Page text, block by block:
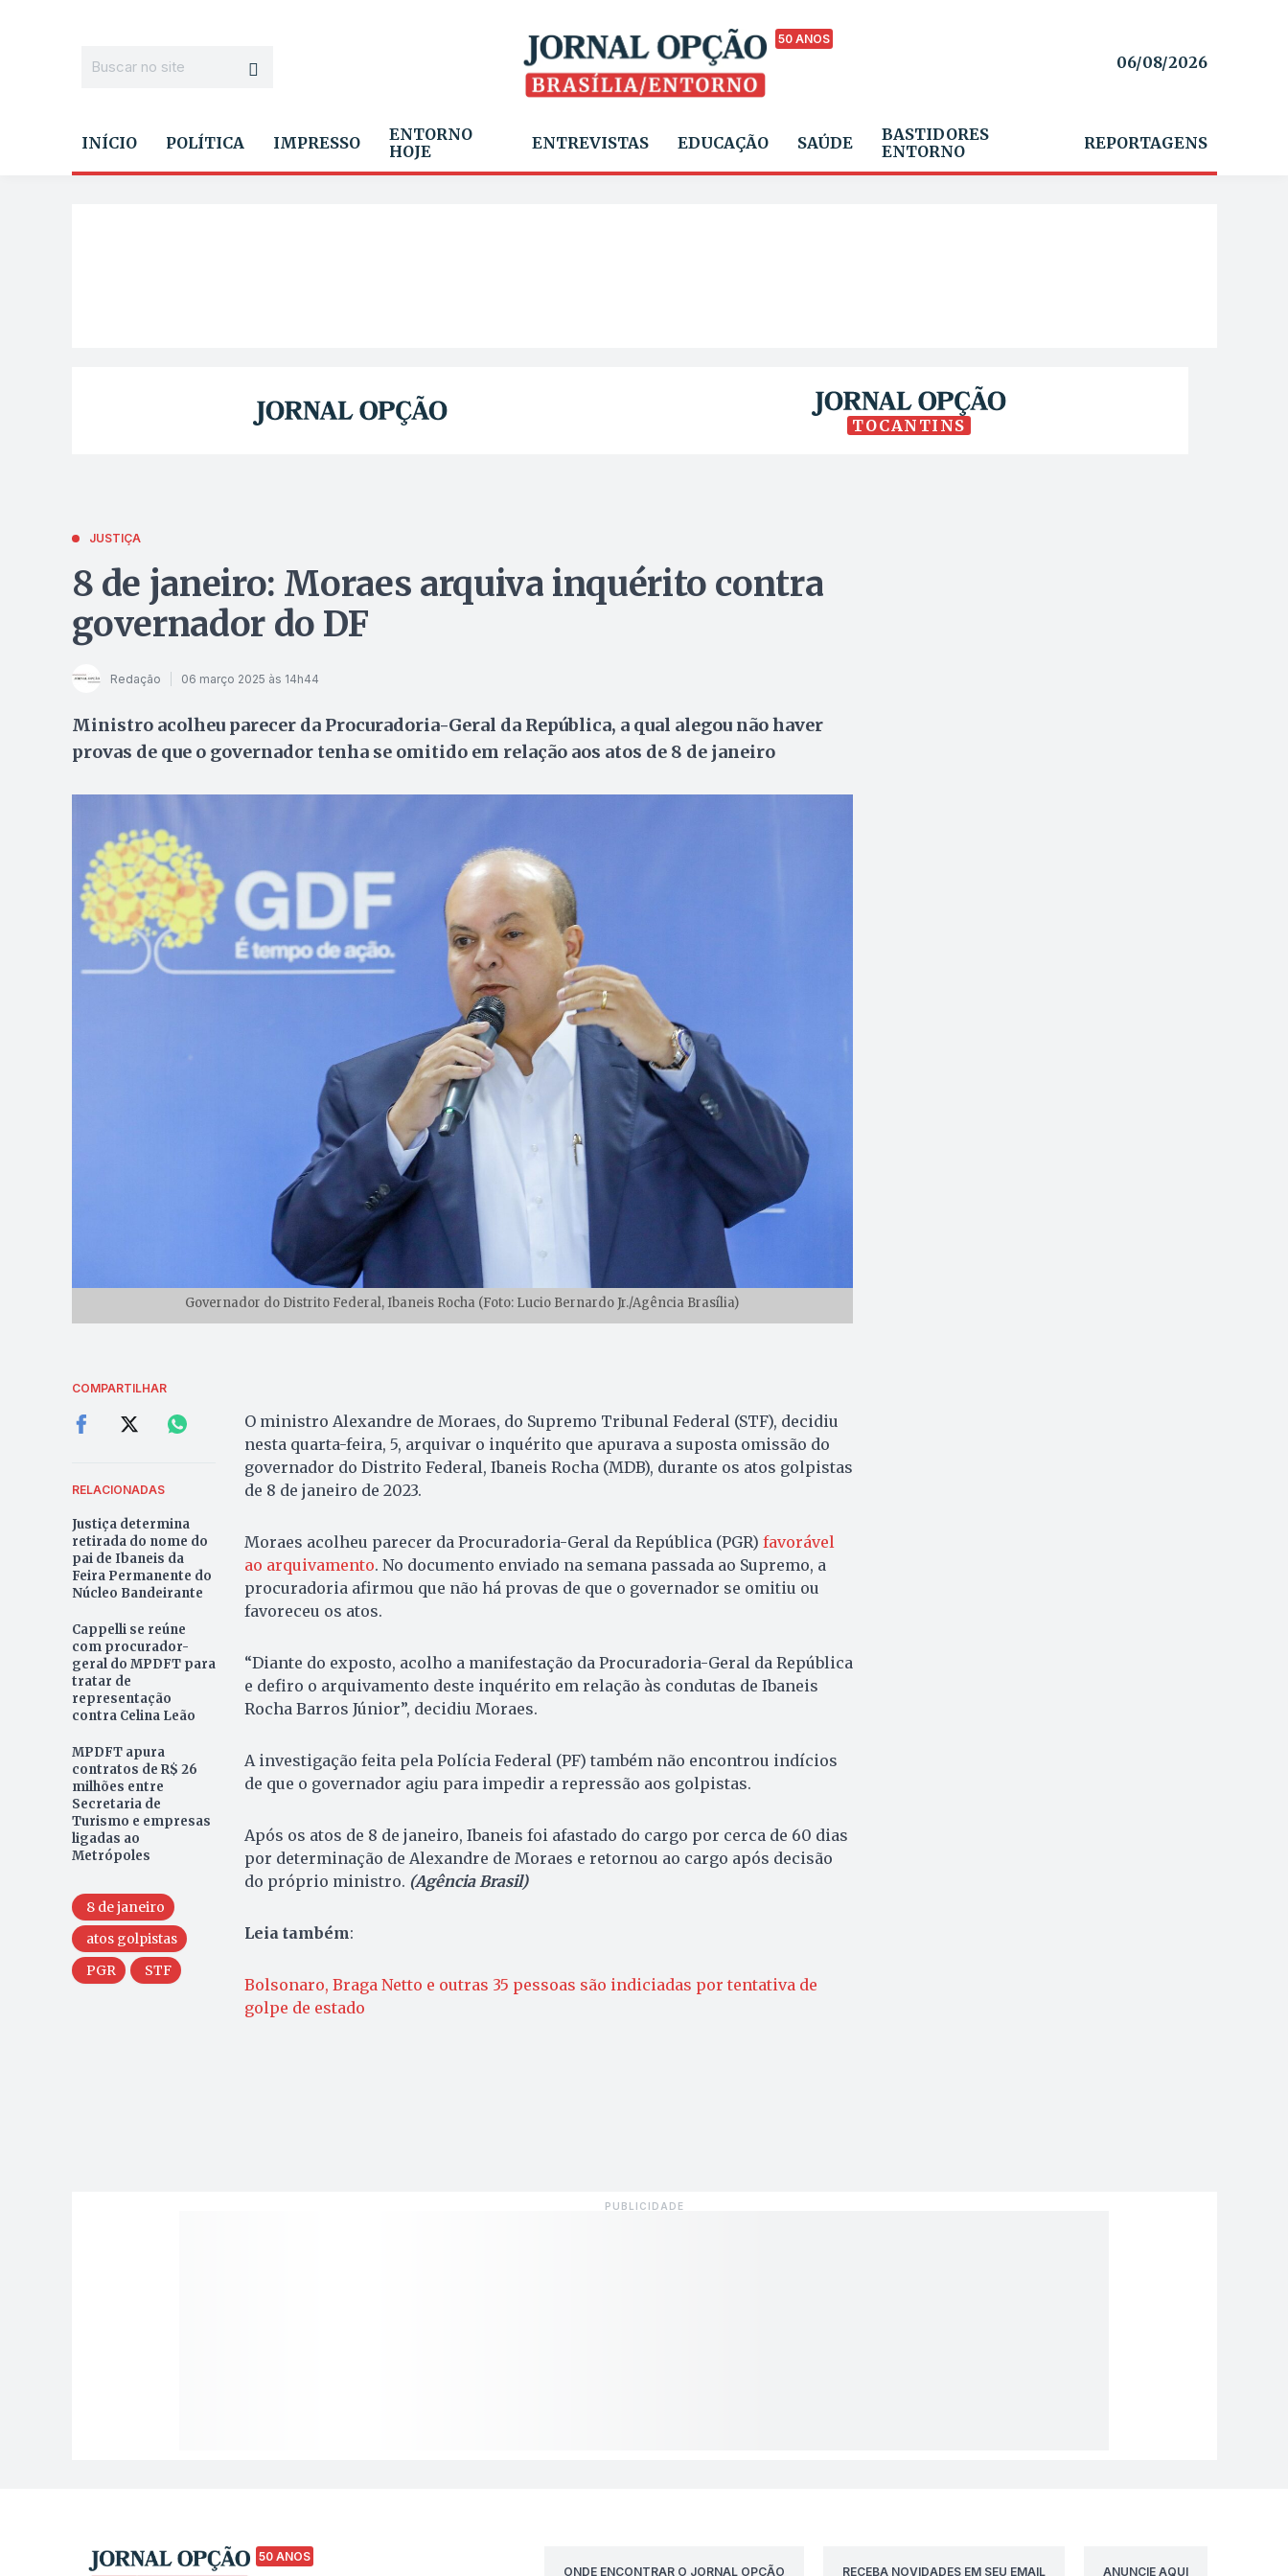
50 ANOS
06/08/2026
INÍCIO POLÍTICA IMPRESSO
ENTORNO
HOJE
ENTREVISTAS EDUCAÇÃO SAÚDE
BASTIDORES
ENTORNO
REPORTAGENS
TOCANTINS
JUSTIÇA
8 de janeiro: Moraes arquiva inquérito contra
governador do DF
Redação 06 março 2025 às 14h44
Ministro acolheu parecer da Procuradoria-Geral da República, a qual alegou não haver
provas de que o governador tenha se omitido em relação aos atos de 8 de janeiro
Governador do Distrito Federal, Ibaneis Rocha (Foto: Lucio Bernardo Jr./Agência Brasília)
COMPARTILHAR
RELACIONADAS
Justiça determina
retirada do nome do
pai de Ibaneis da
Feira Permanente do
Núcleo Bandeirante
Cappelli se reúne
com procurador-
geral do MPDFT para
tratar de
representação
contra Celina Leão
MPDFT apura
contratos de R$ 26
milhões entre
Secretaria de
Turismo e empresas
ligadas ao
Metrópoles
8 de janeiro
atos golpistas
PGR
STF
O ministro Alexandre de Moraes, do Supremo Tribunal Federal (STF), decidiu
nesta quarta-feira, 5, arquivar o inquérito que apurava a suposta omissão do
governador do Distrito Federal, Ibaneis Rocha (MDB), durante os atos golpistas
de 8 de janeiro de 2023.
Moraes acolheu parecer da Procuradoria-Geral da República (PGR) favorável
ao arquivamento. No documento enviado na semana passada ao Supremo, a
procuradoria afirmou que não há provas de que o governador se omitiu ou
favoreceu os atos.
“Diante do exposto, acolho a manifestação da Procuradoria-Geral da República
e defiro o arquivamento deste inquérito em relação às condutas de Ibaneis
Rocha Barros Júnior”, decidiu Moraes.
A investigação feita pela Polícia Federal (PF) também não encontrou indícios
de que o governador agiu para impedir a repressão aos golpistas.
Após os atos de 8 de janeiro, Ibaneis foi afastado do cargo por cerca de 60 dias
por determinação de Alexandre de Moraes e retornou ao cargo após decisão
do próprio ministro. (Agência Brasil)
Leia também:
Bolsonaro, Braga Netto e outras 35 pessoas são indiciadas por tentativa de
golpe de estado
50 ANOS
ONDE ENCONTRAR O JORNAL OPÇÃO
RECEBA NOVIDADES EM SEU EMAIL ANUNCIE AQUI